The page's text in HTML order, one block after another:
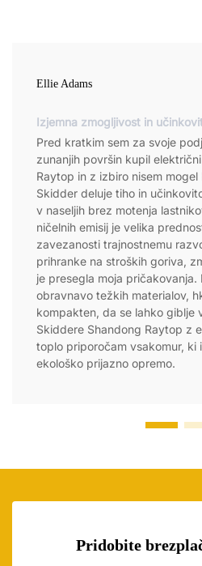
Ellie Adams
Izjemna zmogljivost in
Pred kratkim sem za svoje
zunanjih površin kupil
Raytop in z izbiro nisem
Skidder deluje tiho in
v naseljih brez motenja
ničelnih emisij je velika
zavezanosti trajnostnemu
prihranke na stroških goriva,
je presegla moja pričakovanja.
obravnavo težkih materialov,
kompakten, da se lahko giblje
Skiddere Shandong Raytop z
toplo priporočam vsakomur, ki
ekološko prijazno opremo.
Pridobite